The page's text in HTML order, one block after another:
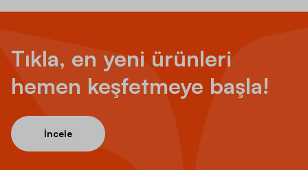
Tıkla, en yeni ürünleri
hemen keşfetmeye başla!
İncele